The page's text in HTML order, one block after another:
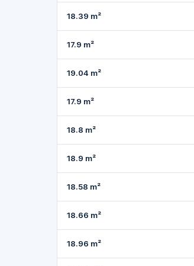
18.39 m²
17.9 m²
19.04 m²
17.9 m²
18.8 m²
18.9 m²
18.58 m²
18.66 m²
18.96 m²